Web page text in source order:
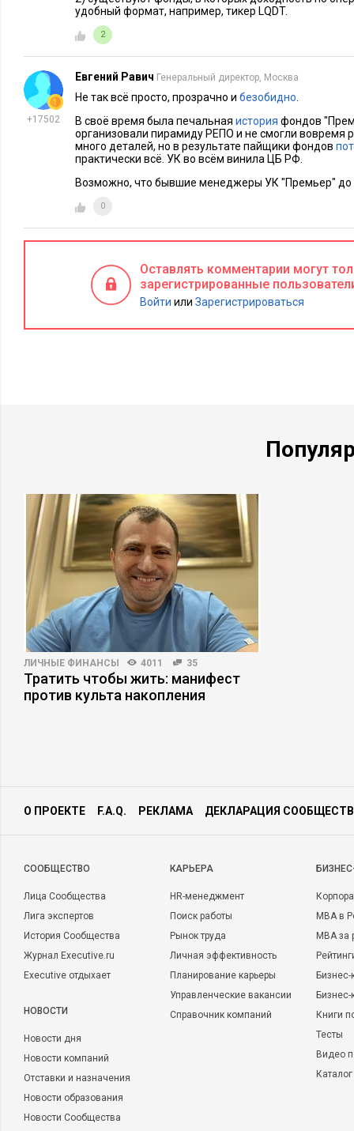
Каждый инструмент имеет свои особенности и подходит
будет зависеть от целей и приоритетов. Однако операции
эффективным решением практически в каждом случае.
Фото в анонсе: freepik.com
Также читайте:
ИНВЕСТИЦИИ 15897 35 РИСКИ И
удобный формат, например, тикер LQDT.
2
+17502
Евгений Равич Генеральный директор, Москва
Не так всё просто, прозрачно и безобидно
В своё время была печальная история фондов
организовали пирамиду РЕПО и не смогли вовремя
много деталей, но в результате пайщики фондов
практически всё. УК во всём винила ЦБ РФ.
Возможно, что бывшие менеджеры УК "Премьер" до
0
Оставлять комментарии могут
зарегистрированные
Войти или Зарегистрироваться
ЛИЧНЫЕ ФИНАНСЫ 4011 35
Тратить чтобы жить: манифест
против культа накопления
О ПРОЕКТЕ F.A.Q. РЕКЛАМА ДЕКЛАРАЦИЯ
CООБЩЕСТВО
Лица Сообщества
Лига экспертов
История Сообщества
Журнал Executive.ru
Executive отдыхает
НОВОСТИ
Новости дня
Новости компаний
Отставки и назначения
Новости образования
Новости Сообщества
КАРЬЕРА
HR-менеджмент
Поиск работы
Рынок труда
Личная эффективность
Планирование карьеры
Управленческие вакансии
Справочник компаний
MBA в
MBA
Бизнес-
Книги
Тесты
Видео